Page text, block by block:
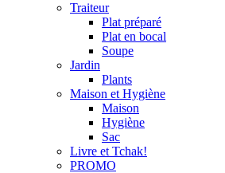
Traiteur
Plat préparé
Plat en bocal
Soupe
Jardin
Plants
Maison et Hygiène
Maison
Hygiène
Sac
Livre et Tchak!
PROMO